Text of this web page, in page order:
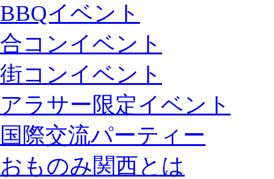
BBQイベント
合コンイベント
街コンイベント
アラサー限定イベント
国際交流パーティー
おものみ関西とは